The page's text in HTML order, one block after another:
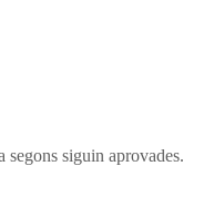
siguin aprovades.